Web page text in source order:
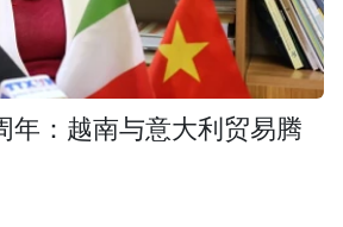
年：越南与意大利贸易腾